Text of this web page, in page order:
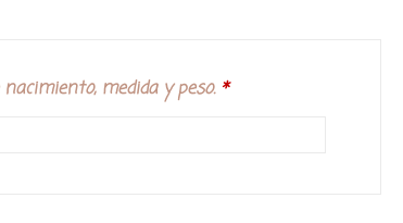
medida y peso. *